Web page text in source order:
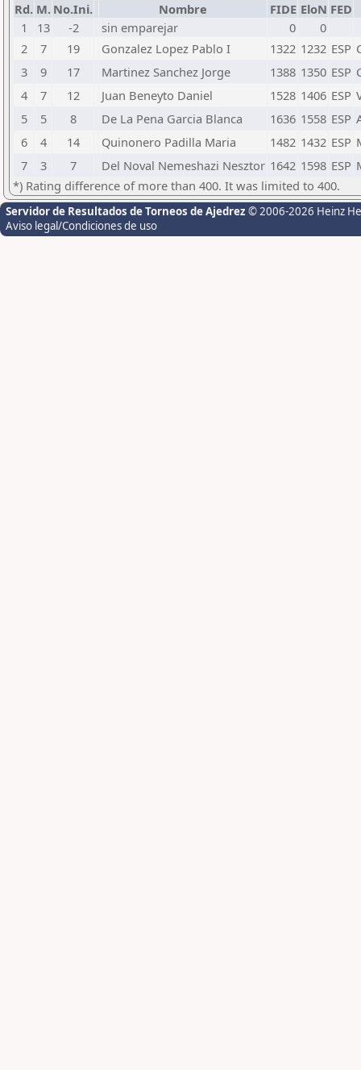
Rd. M. No.Ini. Nombre FIDE EloN FED
1
13 -2 sin emparejar 0
0
2
7 19 Gonzalez Lopez Pablo I 1322 1232 ESP
3
9 17 Martinez Sanchez Jorge 1388 1350 ESP
4
7 12 Juan Beneyto Daniel 1528 1406 ESP
5
5 8 De La Pena Garcia Blanca 1636 1558 ESP
6
4 14 Quinonero Padilla Maria 1482 1432 ESP
7
3 7 Del Noval Nemeshazi Nesztor 1642 1598 ESP
*) Rating difference of more than 400. It was limited to 400.
Servidor de Resultados de Torneos de Ajedrez © 2006-2026 Heinz
Aviso legal/Condiciones de uso